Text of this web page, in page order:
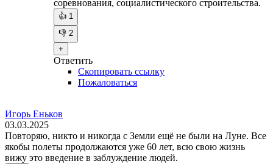
соревнования, социалистического строительства.
👍 1
👎 2
+
Ответить
Скопировать ссылку
Пожаловаться
Игорь Еньков
03.03.2025
Повторяю, никто и никогда с Земли ещё не были на Луне. Все
якобы полеты продолжаются уже 60 лет, всю свою жизнь
вижу это введение в заблуждение людей.